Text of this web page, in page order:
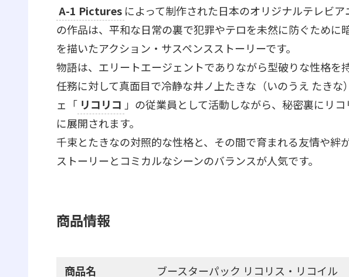
A-1 Pictures によって制作された日本のオリジナルテレビ
の作品は、平和な日常の裏で犯罪やテロを未然に防ぐために
を描いたアクション・サスペンスストーリーです。
物語は、エリートエージェントでありながら型破りな性格を
任務に対して真面目で冷静な井ノ上たきな（いのうえ たき
ェ「 リコリコ 」の従業員として活動しながら、秘密裏にリ
に展開されます。
千束とたきなの対照的な性格と、その間で育まれる友情や絆
ストーリーとコミカルなシーンのバランスが人気です。
商品情報
商品名 ブースターパック リコリス・リコイル